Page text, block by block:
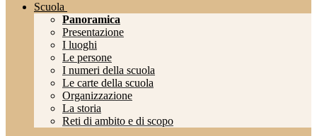
Scuola
Panoramica
Presentazione
I luoghi
Le persone
I numeri della scuola
Le carte della scuola
Organizzazione
La storia
Reti di ambito e di scopo